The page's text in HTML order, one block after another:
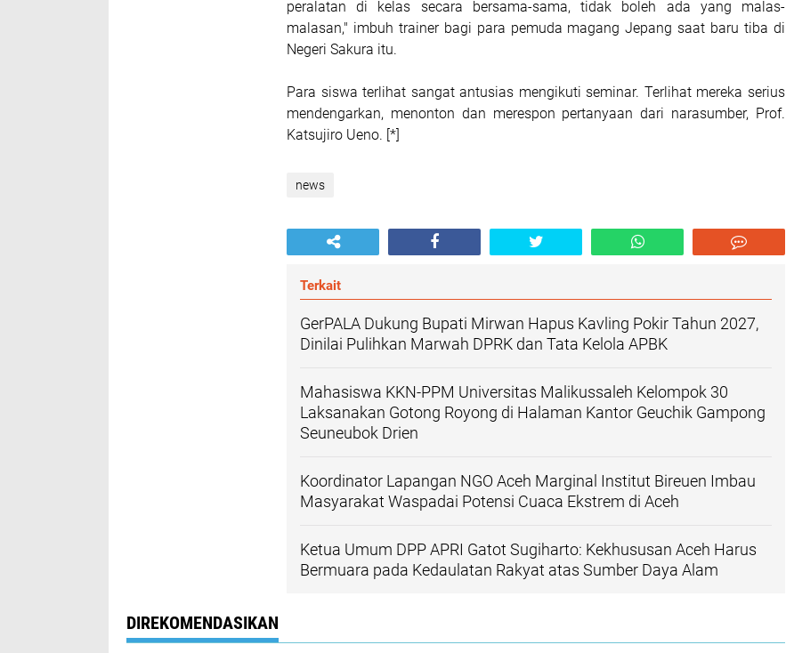
peralatan di kelas secara bersama-sama, tidak boleh ada yang malas-
malasan," imbuh trainer bagi para pemuda magang Jepang saat baru tiba di
Negeri Sakura itu.
Para siswa terlihat sangat antusias mengikuti seminar. Terlihat mereka serius
mendengarkan, menonton dan merespon pertanyaan dari narasumber, Prof.
Katsujiro Ueno. [*]
news
Terkait
GerPALA Dukung Bupati Mirwan Hapus Kavling Pokir Tahun 2027,
Dinilai Pulihkan Marwah DPRK dan Tata Kelola APBK
Mahasiswa KKN-PPM Universitas Malikussaleh Kelompok 30
Laksanakan Gotong Royong di Halaman Kantor Geuchik Gampong
Seuneubok Drien
Koordinator Lapangan NGO Aceh Marginal Institut Bireuen Imbau
Masyarakat Waspadai Potensi Cuaca Ekstrem di Aceh
Ketua Umum DPP APRI Gatot Sugiharto: Kekhususan Aceh Harus
Bermuara pada Kedaulatan Rakyat atas Sumber Daya Alam
DIREKOMENDASIKAN